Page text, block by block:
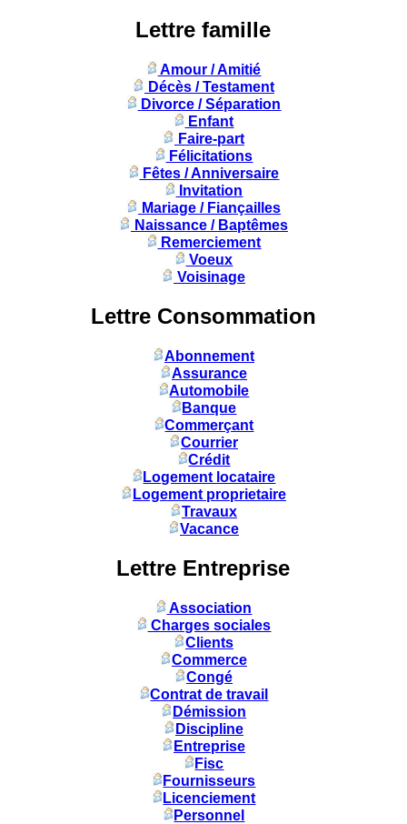
Lettre famille
Amour / Amitié
Décès / Testament
Divorce / Séparation
Enfant
Faire-part
Félicitations
Fêtes / Anniversaire
Invitation
Mariage / Fiançailles
Naissance / Baptêmes
Remerciement
Voeux
Voisinage
Lettre Consommation
Abonnement
Assurance
Automobile
Banque
Commerçant
Courrier
Crédit
Logement locataire
Logement proprietaire
Travaux
Vacance
Lettre Entreprise
Association
Charges sociales
Clients
Commerce
Congé
Contrat de travail
Démission
Discipline
Entreprise
Fisc
Fournisseurs
Licenciement
Personnel